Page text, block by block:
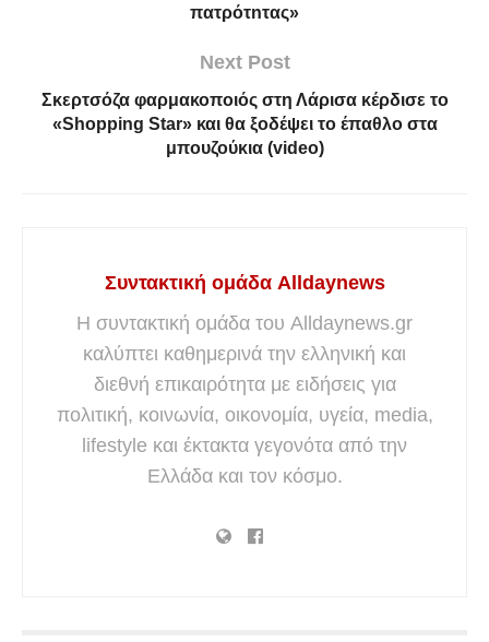
πατρότnτας»
Next Post
Σκερτσόζα φαρμακοποιός στη Λάρισα κέρδισε το
«Shopping Star» και θα ξοδέψει το έπαθλο στα
μπουζούκια (video)
Συντακτική ομάδα Alldaynews
Η συντακτική ομάδα του Alldaynews.gr
καλύπτει καθημερινά την ελληνική και
διεθνή επικαιρότητα με ειδήσεις για
πολιτική, κοινωνία, οικονομία, υγεία, media,
lifestyle και έκτακτα γεγονότα από την
Ελλάδα και τον κόσμο.